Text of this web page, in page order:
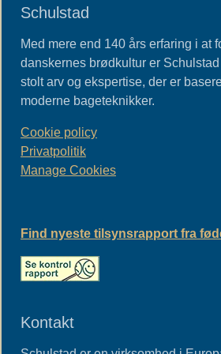
Schulstad
Med mere end 140 års erfaring i at
danskernes brødkultur er
stolt arv og ekspertise, der er
moderne bageteknikker.
Cookie policy
Privatpolitik
Manage Cookies
Find nyeste tilsynsrapport fra
Kontakt